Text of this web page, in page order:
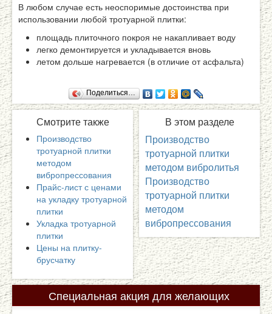
В любом случае есть неоспоримые достоинства при
использовании любой тротуарной плитки:
площадь плиточного покроя не накапливает воду
легко демонтируется и укладывается вновь
летом дольше нагревается (в отличие от асфальта)
Поделиться…
Смотритетакже
Производство
тротуарной плитки
методом
вибропрессования
Прайс-лист с ценами
на укладку тротуарной
плитки
Укладка тротуарной
плитки
Цены на плитку-
брусчатку
В этом разделе
Производство
тротуарной плитки
методом вибролитья
Производство
тротуарной плитки
методом
вибропрессования
Специальная акция для желающих